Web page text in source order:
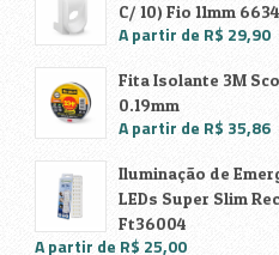
C/ 10) Fio 11mm
A partir de R$ 29,90
Fita Isolante 3M
0.19mm
A partir de R$ 35,86
Iluminação de
LEDs Super Slim
Ft36004
A partir de R$ 25,00